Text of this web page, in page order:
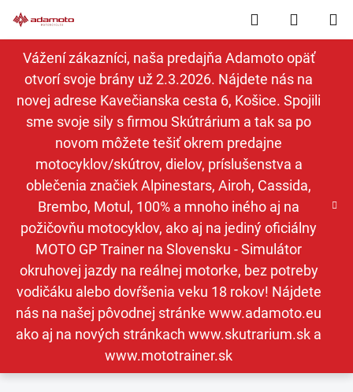
na
obsah
Vážení zákazníci, naša predajňa Adamoto opäť
otvorí svoje brány už 2.3.2026. Nájdete nás na
novej adrese Kavečianska cesta 6, Košice. Spojili
sme svoje sily s firmou Skútrárium a tak sa po
novom môžete tešiť okrem predajne
motocyklov/skútrov, dielov, príslušenstva a
oblečenia značiek Alpinestars, Airoh, Cassida,
Brembo, Motul, 100% a mnoho iného aj na
požičovňu motocyklov, ako aj na jediný oficiálny
MOTO GP Trainer na Slovensku - Simulátor
okruhovej jazdy na reálnej motorke, bez potreby
vodičáku alebo dovŕšenia veku 18 rokov! Nájdete
nás na našej pôvodnej stránke www.adamoto.eu
ako aj na nových stránkach www.skutrarium.sk a
www.mototrainer.sk
Hľadať
KOŠÍK